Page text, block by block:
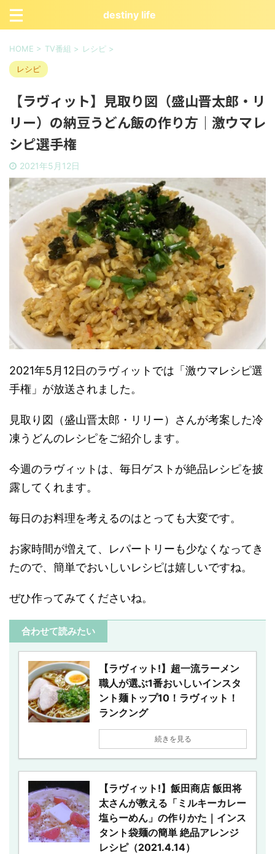
destiny life
HOME > TV番組 > レシピ >
レシピ
【ラヴィット】見取り図（盛山晋太郎・リ
リー）の納豆うどん飯の作り方｜激ウマレ
シピ選手権
2021年5月12日
2021年5月12日のラヴィットでは「激ウマレシピ選
手権」が放送されました。
見取り図（盛山晋太郎・リリー）さんが考案した冷
凍うどんのレシピをご紹介します。
今週のラヴィットは、毎日ゲストが絶品レシピを披
露してくれます。
毎日のお料理を考えるのはとっても大変です。
お家時間が増えて、レパートリーも少なくなってき
たので、簡単でおいしいレシピは嬉しいですね。
ぜひ作ってみてくださいね。
合わせて読みたい
【ラヴィット!】超一流ラーメン
職人が選ぶ1番おいしいインスタ
ント麺トップ10！ラヴィット！
ランクング
続きを見る
【ラヴィット!】飯田商店 飯田将
太さんが教える「ミルキーカレー
塩らーめん」の作りかた｜インス
タント袋麺の簡単 絶品アレンジ
レシピ（2021.4.14）